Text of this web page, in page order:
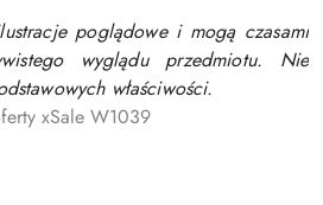
poglądowe i mogą czasami
wyglądu przedmiotu. Nie
właściwości.
xSale W1039